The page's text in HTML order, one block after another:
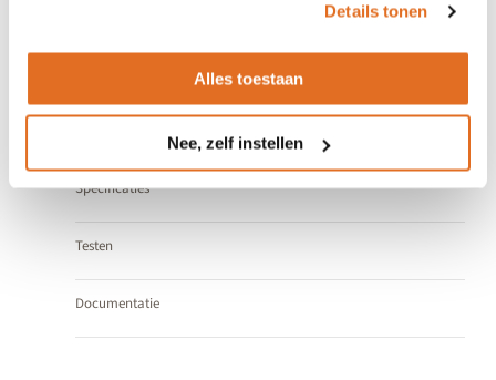
Details tonen
Alles toestaan
Nee, zelf instellen
Algemene informatie
ISO 13972:2015
Specificaties
Testen
Documentatie